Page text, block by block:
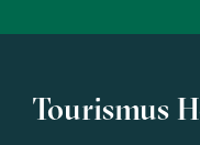
Tourismus